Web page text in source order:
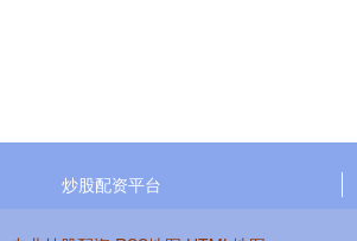
炒股配资平台